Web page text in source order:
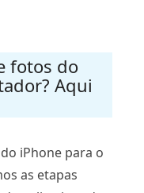
fotos do
Aqui
iPhone para o
as etapas